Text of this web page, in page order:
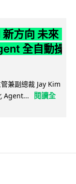
方向 未來
全自動操
兼副總裁 Jay Kim
Agent...
閱讀全